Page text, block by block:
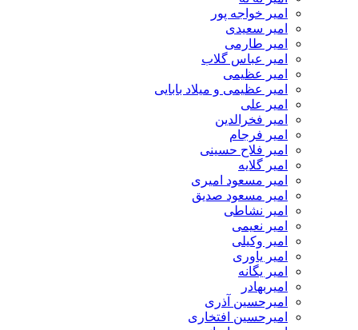
امیر خواجه پور
امیر سعیدی
امیر طارمی
امیر عباس گلاب
امیر عظیمی
امیر عظیمی و میلاد بابایی
امیر علی
امیر فخرالدین
امیر فرجام
امیر فلاح حسینی
امیر گلایه
امیر مسعود امیری
امیر مسعود صدیق
امیر نشاطی
امیر نعیمی
امیر وکیلی
امیر یاوری
امیر یگانه
امیربهادر
امیرحسین آذری
امیرحسین افتخاری